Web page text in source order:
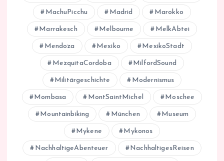
MachuPicchu Madrid Marokko
Marrakesch Melbourne MelkAbtei
Mendoza Mexiko MexikoStadt
MezquitaCordoba MilfordSound
Militärgeschichte Modernismus
Mombasa MontSaintMichel Moschee
Mountainbiking München Museum
Mykene Mykonos
NachhaltigeAbenteuer NachhaltigesReisen